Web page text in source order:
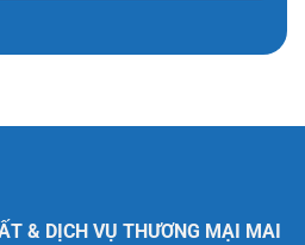
& DỊCH VỤ THƯƠNG MẠI MAI